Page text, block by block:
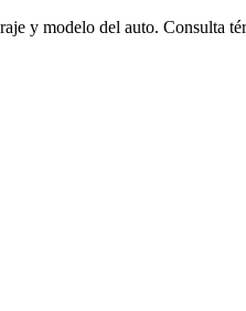
y modelo del auto. Consulta